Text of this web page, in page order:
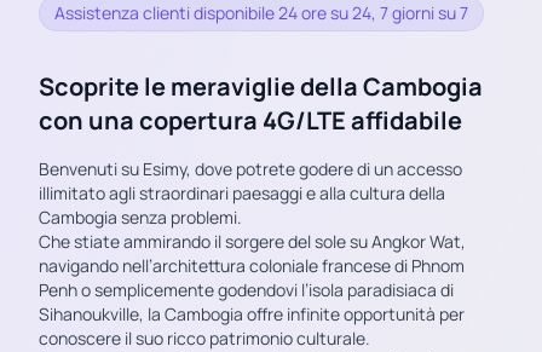
Assistenza clienti disponibile 24 ore su 24, 7 giorni su 7
Scoprite le meraviglie della Cambogia
con una copertura 4G/LTE affidabile
Benvenuti su Esimy, dove potrete godere di un accesso
illimitato agli straordinari paesaggi e alla cultura della
Cambogia senza problemi.
Che stiate ammirando il sorgere del sole su Angkor Wat,
navigando nell’architettura coloniale francese di Phnom
Penh o semplicemente godendovi l’isola paradisiaca di
Sihanoukville, la Cambogia offre infinite opportunità per
conoscere il suo ricco patrimonio culturale.